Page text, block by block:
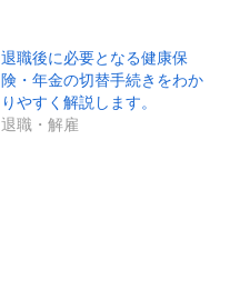
退職後に必要となる健康保
険・年金の切替手続きをわか
りやすく解説します。
退職・解雇